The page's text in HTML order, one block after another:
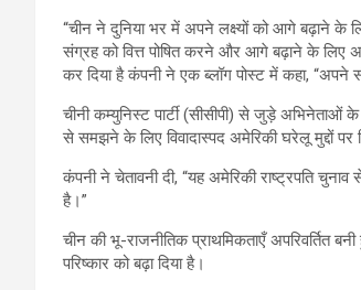
“चीन ने दुनिया भर में अपने लक्ष्यों को आगे बढ़ाने के
संग्रह को वित्त पोषित करने और आगे बढ़ाने के लिए
कर दिया है कंपनी ने एक ब्लॉग पोस्ट में कहा,
चीनी कम्युनिस्ट पार्टी (सीसीपी) से जुड़े अभिनेताओं
से समझने के लिए विवादास्पद अमेरिकी घरेलू मुद्दों पर
कंपनी ने चेतावनी दी, “यह अमेरिकी राष्ट्रपति
है।”
चीन की भू-राजनीतिक प्राथमिकताएँ अपरिवर्तित
परिष्कार को बढ़ा दिया है।